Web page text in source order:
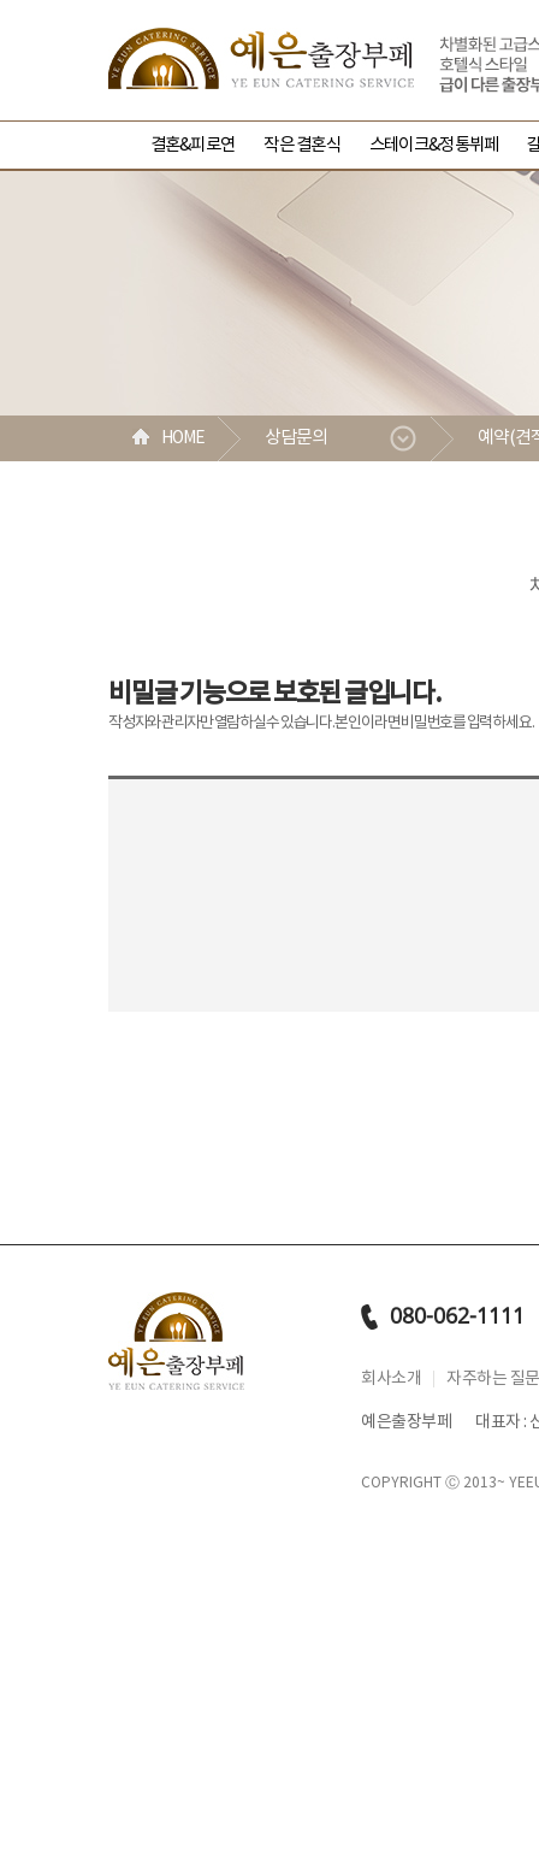
결혼&피로연 작은 결혼식 스테이크&정통뷔페
HOME 상담문의 예약(견
비밀글 기능으로 보호된 글입니다.
작성자와 관리자만 열람하실 수 있습니다. 본인이라면 비밀번호를 입력하세요.
080-062-1111
회사소개 자주하는 질문
예은출장부페 대표자 :
COPYRIGHT Ⓒ 2013~